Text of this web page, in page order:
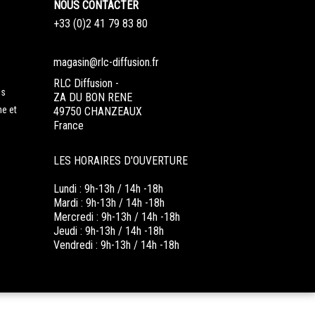
et
NOUS CONTACTER
+33 (0)2 41 79 83 80
magasin@rlc-diffusion.fr
RLC Diffusion -
ZA DU BON RENE
49750 CHANZEAUX
France
LES HORAIRES D'OUVERTURE
Lundi : 9h-13h / 14h -18h
Mardi : 9h-13h / 14h -18h
Mercredi : 9h-13h / 14h -18h
Jeudi : 9h-13h / 14h -18h
Vendredi : 9h-13h / 14h -18h